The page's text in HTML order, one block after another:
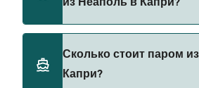
из Неаполь в Капри?
Капри составляет примерно 50
Длительность рейса может
Сколько стоит паром
Капри?